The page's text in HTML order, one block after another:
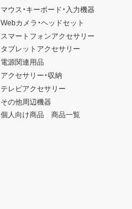
マウス・キーボード・入力機器
Webカメラ・ヘッドセット
スマートフォンアクセサリー
タブレットアクセサリー
電源関連用品
アクセサリー・収納
テレビアクセサリー
その他周辺機器
個人向け商品 商品一覧